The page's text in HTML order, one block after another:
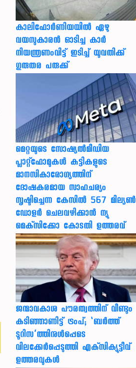
കാലിഫോര്‍ണിയയില്‍ ഏഴു
വയസുകാരന്‍ ഓടിച്ച കാര്‍
നിയന്ത്രണംവിട്ട് ഇടിച്ച് യുവതിക്ക്
ഗുരുതര പരുക്ക്
മെറ്റയുടെ സോഷ്യല്‍മീഡിയ
പ്ലാറ്റ്‌ഫോമുകള്‍ കുട്ടികളുടെ
മാനസികാരോഗ്യത്തിന്
ദോഷകരമായ സാഹചര്യം
സൃഷ്ടിച്ചെന്ന കേസില്‍ 567 മില്യണ്‍
ഡോളര്‍ ചെലവഴിക്കാന്‍ ന്യൂ
മെക്‌സിക്കോ കോടതി ഉത്തരവ്
ജന്മാവകാശ പൗരത്വത്തിന് വീണ്ടും
കടിഞ്ഞാണിട്ട് ട്രംപ്; ‘ബര്‍ത്ത്
ടൂറിസ’ത്തിനുള്‍പ്പെടെ
വിലക്കേര്‍പ്പെടുത്തി എക്‌സിക്യൂട്ടീവ്
ഉത്തരവുകള്‍